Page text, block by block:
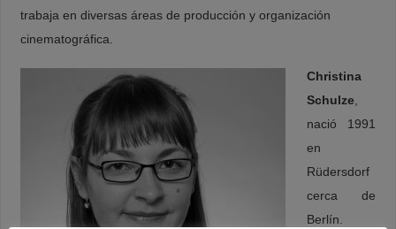
trabaja en diversas áreas de producción y organización
cinematográfica.
Christina
Schulze,
nació 1991
en
Rüdersdorf
cerca de
Berlín.